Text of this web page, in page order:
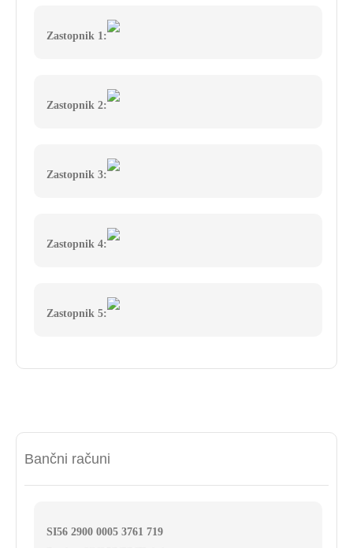
Zastopnik 1:
Zastopnik 2:
Zastopnik 3:
Zastopnik 4:
Zastopnik 5:
Bančni računi
SI56 2900 0005 3761 719